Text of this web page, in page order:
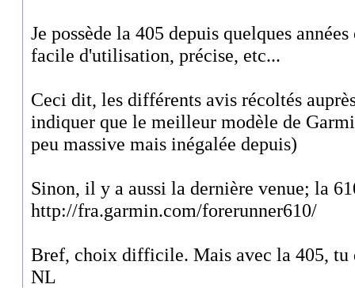
Je possède la 405 depuis quelques
facile d'utilisation, précise, etc...
Ceci dit, les différents avis récoltés
indiquer que le meilleur modèle de
peu massive mais inégalée depuis)
Sinon, il y a aussi la dernière venue; la
http://fra.garmin.com/forerunner610/
Bref, choix difficile. Mais avec la 405, tu
NL